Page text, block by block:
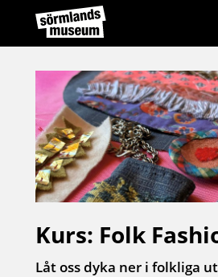
Kurs: Folk
Låt oss dyka ner i folkliga